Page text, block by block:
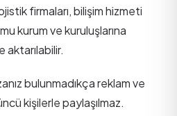
firmaları, bilişim hizmeti
kurum ve kuruluşlarına
bulunmadıkça reklam ve
kişilerle paylaşılmaz.